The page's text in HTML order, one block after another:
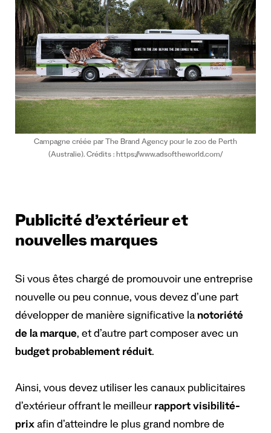
Campagne créée par The Brand Agency pour le zoo de Perth
(Australie). Crédits : https://www.adsoftheworld.com/
Publicité d’extérieur et
nouvelles marques
Si vous êtes chargé de promouvoir une entreprise
nouvelle ou peu connue, vous devez d’une part
développer de manière significative la notoriété
de la marque, et d’autre part composer avec un
budget probablement réduit.
Ainsi, vous devez utiliser les canaux publicitaires
d’extérieur offrant le meilleur rapport visibilité-
prix afin d’atteindre le plus grand nombre de